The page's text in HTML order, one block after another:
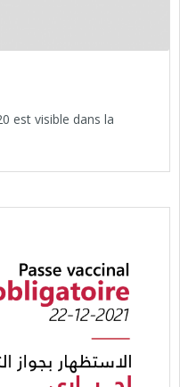
est visible dans la